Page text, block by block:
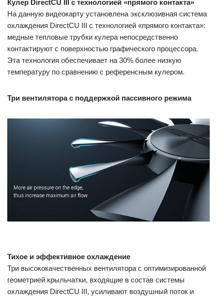
Кулер DirectCU III с технологией «прямого контакта»
На данную видеокарту установлена эксклюзивная система
охлаждения DirectCU III с технологией «прямого контакта»:
медные тепловые трубки кулера непосредственно
контактируют с поверхностью графического процессора.
Эта технология обеспечивает на 30% более низкую
температуру по сравнению с референсным кулером.
Три вентилятора с поддержкой пассивного режима
Тихое и эффективное охлаждение
Три высококачественных вентилятора с оптимизированной
геометрией крыльчатки, входящие в состав системы
охлаждения DirectCU III, усиливают воздушный поток и